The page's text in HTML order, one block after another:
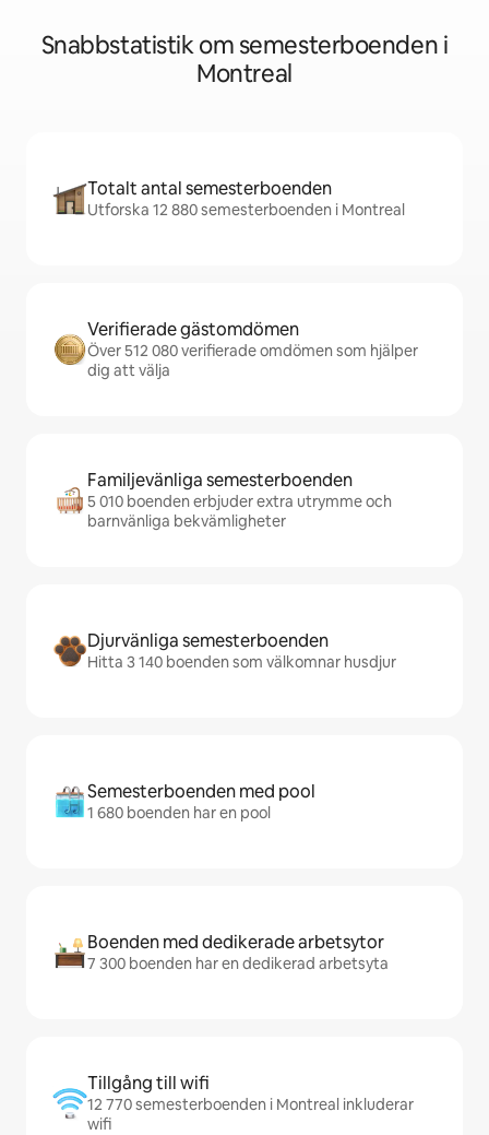
Snabbstatistik om semesterboenden i
Montreal
Totalt antal semesterboenden
Utforska 12 880 semesterboenden i Montreal
Verifierade gästomdömen
Över 512 080 verifierade omdömen som hjälper
dig att välja
Familjevänliga semesterboenden
5 010 boenden erbjuder extra utrymme och
barnvänliga bekvämligheter
Djurvänliga semesterboenden
Hitta 3 140 boenden som välkomnar husdjur
Semesterboenden med pool
1 680 boenden har en pool
Boenden med dedikerade arbetsytor
7 300 boenden har en dedikerad arbetsyta
Tillgång till wifi
12 770 semesterboenden i Montreal inkluderar
wifi